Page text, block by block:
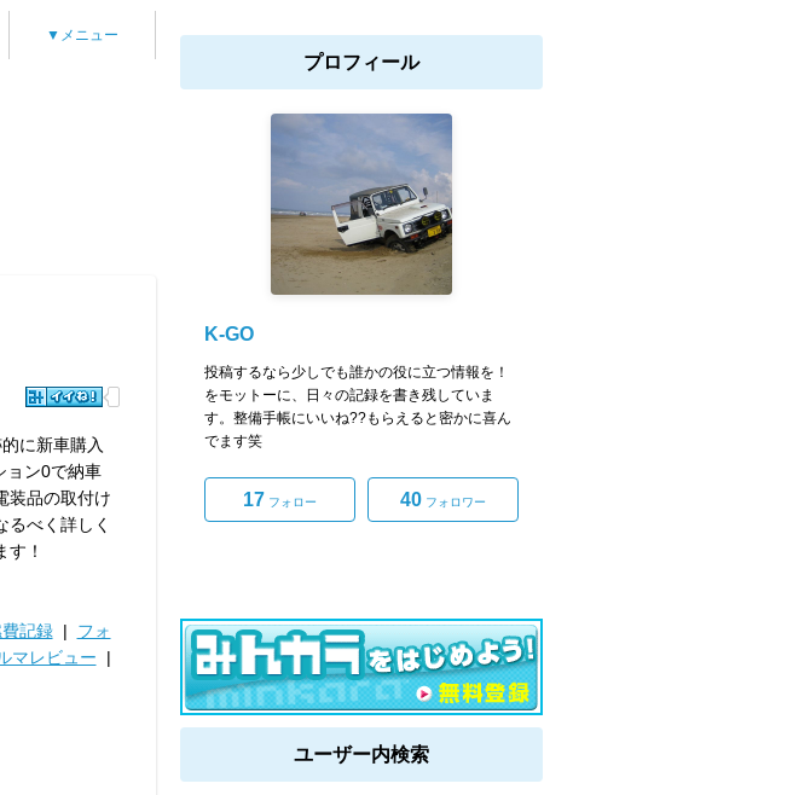
▼メニュー
に新車購入
ョン0で納車
装品の取付け
べく詳しく
！
記録| フォ
マレビュー |
プロフィール
K-GO
投稿するなら少しでも誰かの役に立つ情報を！
をモットーに、日々の記録を書き残していま
す。整備手帳にいいね??もらえると密かに喜ん
でます笑
17 フォロー 40 フォロワー
ユーザー内検索